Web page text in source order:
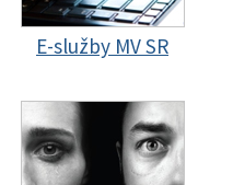
E-služby MV SR